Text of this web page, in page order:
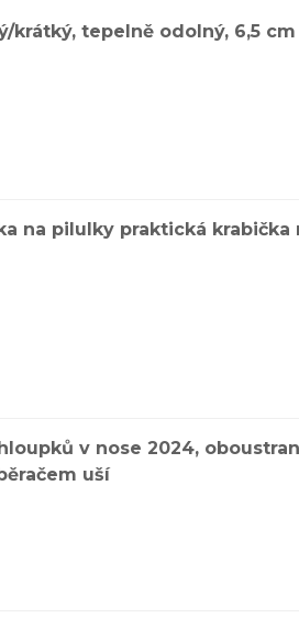
krátký, tepelně odolný, 6,5 cm
na pilulky praktická
v nose 2024,
uší